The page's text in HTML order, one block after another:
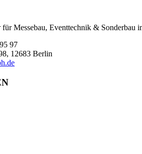
Messebau, Eventtechnik & Sonderbau
97
12683 Berlin